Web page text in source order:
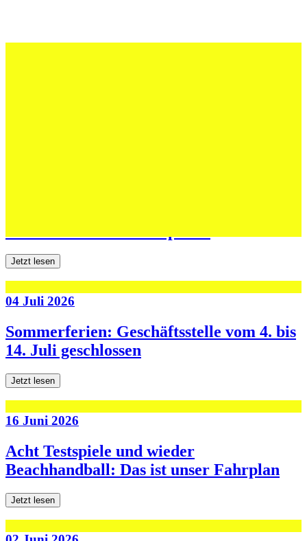
Jetzt lesen
04 Juli 2026
Sommerferien: Geschäftsstelle vom 4. bis
14. Juli geschlossen
Jetzt lesen
16 Juni 2026
Acht Testspiele und wieder
Beachhandball: Das ist unser Fahrplan
Jetzt lesen